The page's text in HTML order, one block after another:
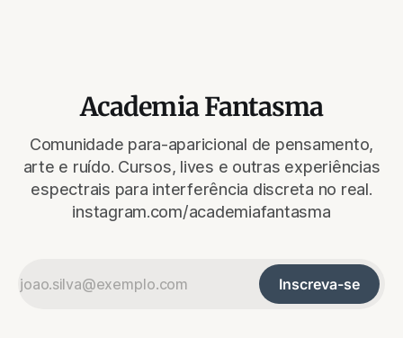
Academia Fantasma
Comunidade para-aparicional de pensamento,
arte e ruído. Cursos, lives e outras experiências
espectrais para interferência discreta no real.
instagram.com/academiafantasma
Inscreva-se